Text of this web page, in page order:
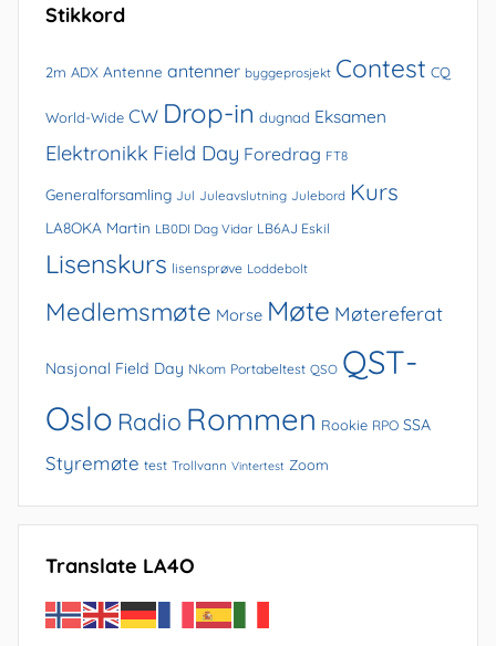
Stikkord
2m ADX Antenne antenner byggeprosjekt Contest CQ
World-Wide CW Drop-in dugnad Eksamen
Elektronikk Field Day Foredrag FT8
Generalforsamling Jul Juleavslutning Julebord Kurs
LA8OKA Martin LB0DI Dag Vidar LB6AJ Eskil
Lisenskurs lisensprøve Loddebolt
Medlemsmøte Morse Møte Møtereferat
Nasjonal Field Day Nkom Portabeltest QSO QST-
Oslo Radio Rommen Rookie RPO SSA
Styremøte test Trollvann Vintertest Zoom
Translate LA4O